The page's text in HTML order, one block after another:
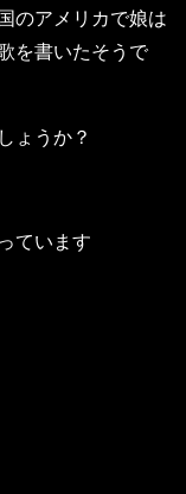
のアメリカで娘は
を書いたそうで
ょうか？
ています